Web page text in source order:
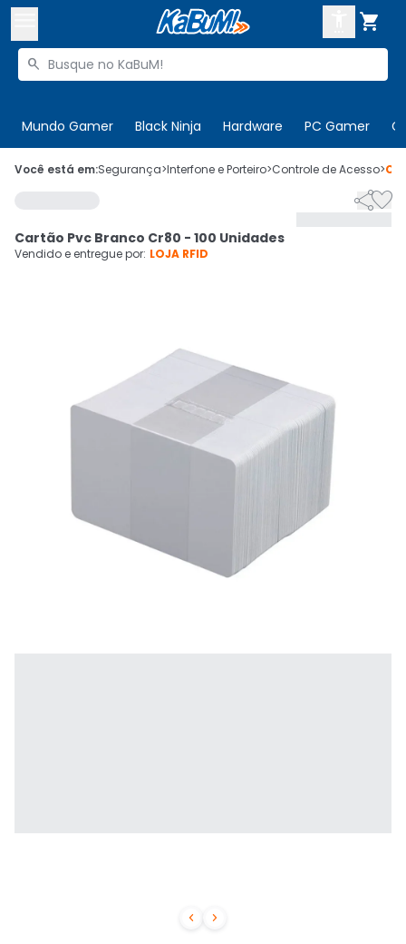

Buscar produtos

Mundo Gamer Black Ninja Hardware PC Gamer
 Olá. Acesse sua conta
Cupons
CADASTRE-SE
Você está em:Segurança>Interfone e Porteiro>Controle de Acesso>
 

Cartão Pvc Branco Cr80 - 100 Unidades
Vendido e entregue por: LOJA RFID